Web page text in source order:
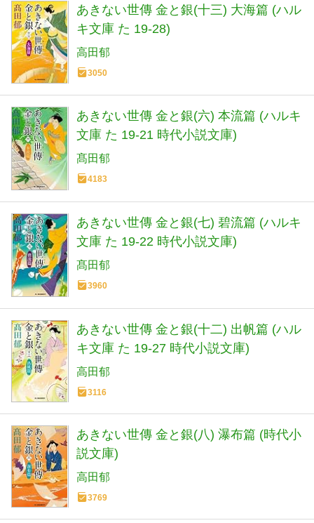
あきない世傳 金と銀(十三) 大海篇 (ハル
キ文庫 た 19-28)
高田郁
3050
あきない世傳 金と銀(六) 本流篇 (ハルキ
文庫 た 19-21 時代小説文庫)
髙田郁
4183
あきない世傳 金と銀(七) 碧流篇 (ハルキ
文庫 た 19-22 時代小説文庫)
髙田郁
3960
あきない世傳 金と銀(十二) 出帆篇 (ハル
キ文庫 た 19-27 時代小説文庫)
高田郁
3116
あきない世傳 金と銀(八) 瀑布篇 (時代小
説文庫)
高田郁
3769